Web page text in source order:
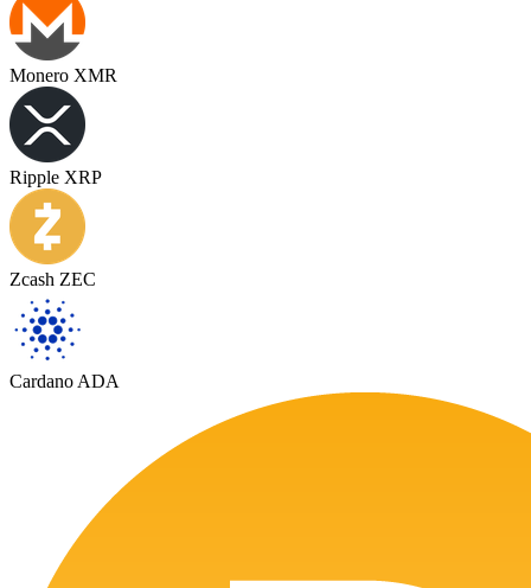
Monero XMR
Ripple XRP
Zcash ZEC
Cardano ADA